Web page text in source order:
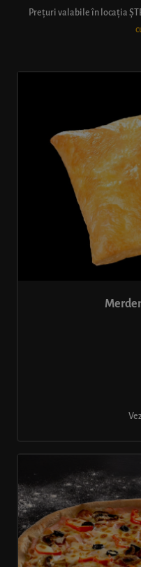
Prețuri valabile în locația